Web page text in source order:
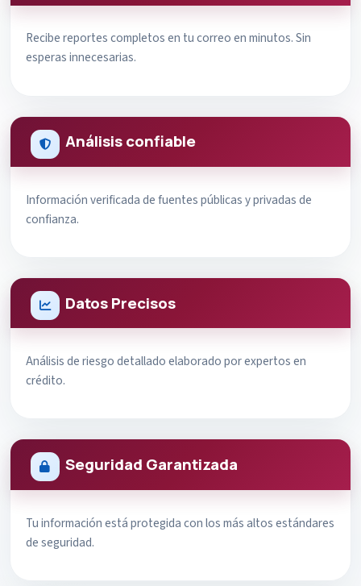
Recibe reportes completos en tu correo en minutos. Sin
esperas innecesarias.
Análisis confiable
Información verificada de fuentes públicas y privadas de
confianza.
Datos Precisos
Análisis de riesgo detallado elaborado por expertos en
crédito.
Seguridad Garantizada
Tu información está protegida con los más altos estándares
de seguridad.